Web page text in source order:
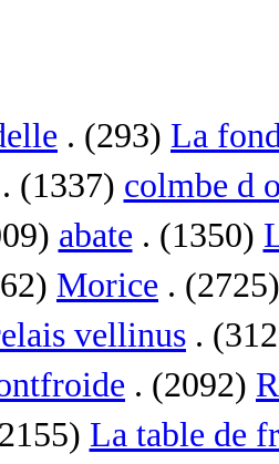
. (293) La
(1337) colmbe d
abate . (1350)
Morice .
vellinus .
. (2092)
La table de